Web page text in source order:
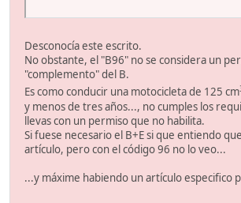
Desconocía este escrito.
No obstante, el "B96" no se considera un
"complemento" del B.
Es como conducir una motocicleta de 125 cm
y menos de tres años..., no cumples los
llevas con un permiso que no habilita.
Si fuese necesario el B+E si que entiendo
artículo, pero con el código 96 no lo veo...
...y máxime habiendo un artículo especifico